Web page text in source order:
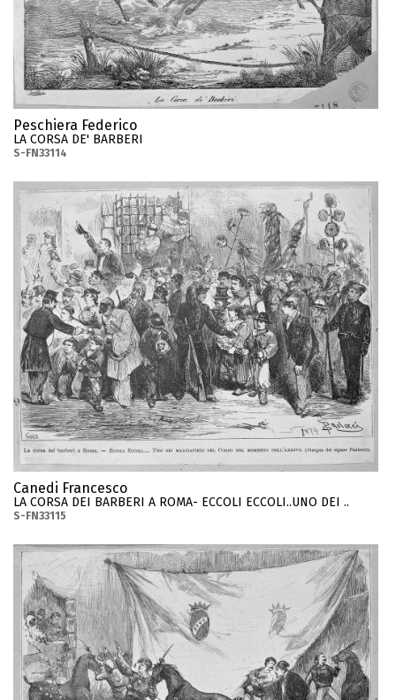
Peschiera Federico
LA CORSA DE' BARBERI
S-FN33114
Canedi Francesco
LA CORSA DEI BARBERI A ROMA- ECCOLI ECCOLI..UNO DEI ..
S-FN33115